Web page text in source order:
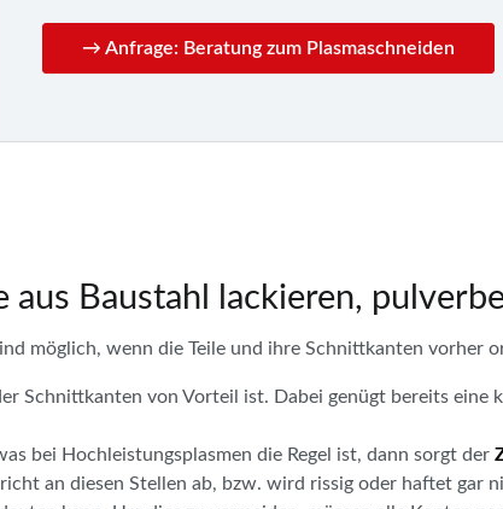
→ Anfrage: Beratung zum Plasmaschneiden
aus Baustahl lackieren,
möglich, wenn die Teile und ihre Schnittkanten vorher
Schnittkanten von Vorteil ist. Dabei genügt bereits eine
bei Hochleistungsplasmen die Regel ist, dann sorgt der
an diesen Stellen ab, bzw. wird rissig oder haftet gar